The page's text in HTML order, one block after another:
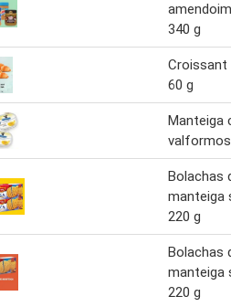
340 g
Croissant
60 g
Manteiga
Bolachas
manteiga
220 g
Bolachas
manteiga
220 g